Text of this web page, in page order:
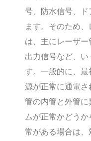
号、防水信号、
ます。そのため
は、主にレーザ
出力信号など、い
す。一般的に、
源が正常に通電
管の内管と外管
ムが正常かどう
常がある場合は